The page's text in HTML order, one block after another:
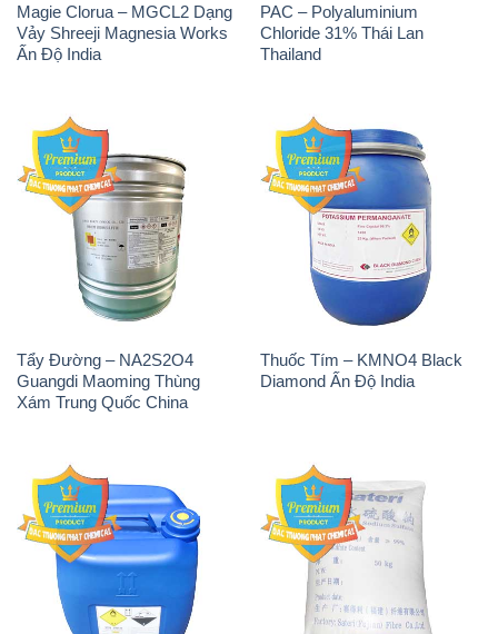
Magie Clorua – MGCL2 Dạng
Vảy Shreeji Magnesia Works
Ấn Độ India
PAC – Polyaluminium
Chloride 31% Thái Lan
Thailand
Tẩy Đường – NA2S2O4
Guangdi Maoming Thùng
Xám Trung Quốc China
Thuốc Tím – KMNO4 Black
Diamond Ấn Độ India